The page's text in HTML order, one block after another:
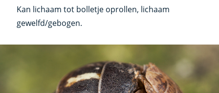
Kan lichaam tot bolletje oprollen, lichaam
gewelfd/gebogen.